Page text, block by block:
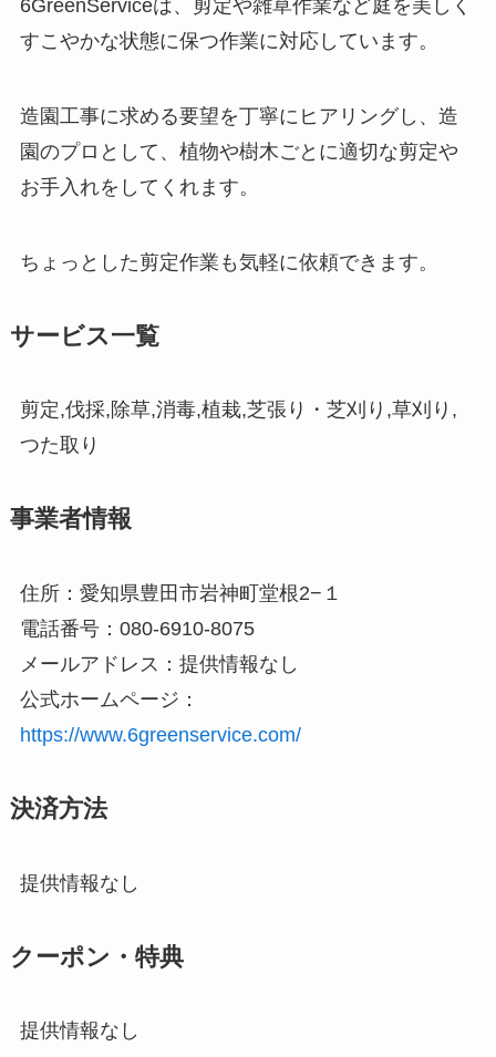
6GreenServiceは、剪定や雑草作業など庭を美しく
すこやかな状態に保つ作業に対応しています。
造園工事に求める要望を丁寧にヒアリングし、造
園のプロとして、植物や樹木ごとに適切な剪定や
お手入れをしてくれます。
ちょっとした剪定作業も気軽に依頼できます。
サービス一覧
剪定,伐採,除草,消毒,植栽,芝張り・芝刈り,草刈り,
つた取り
事業者情報
住所：愛知県豊田市岩神町堂根2−１
電話番号：080-6910-8075
メールアドレス：提供情報なし
公式ホームページ：
https://www.6greenservice.com/
決済方法
提供情報なし
クーポン・特典
提供情報なし